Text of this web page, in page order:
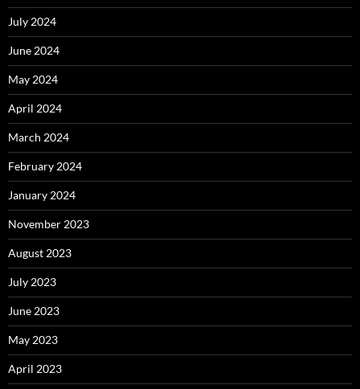
July 2024
June 2024
May 2024
April 2024
March 2024
February 2024
January 2024
November 2023
August 2023
July 2023
June 2023
May 2023
April 2023